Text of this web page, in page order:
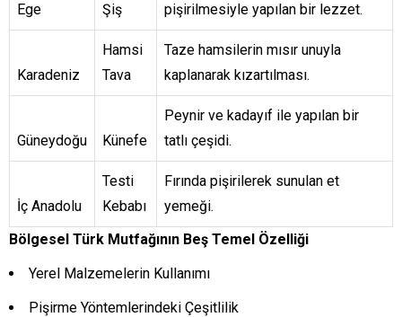
Ege
Şiş
pişirilmesiyle yapılan bir lezzet.
Karadeniz
Hamsi
Tava
Taze hamsilerin mısır unuyla
kaplanarak kızartılması.
Güneydoğu Künefe
Peynir ve kadayıf ile yapılan bir
tatlı çeşidi.
İç Anadolu
Testi
Kebabı
Fırında pişirilerek sunulan et
yemeği.
Bölgesel Türk Mutfağının Beş Temel Özelliği
Yerel Malzemelerin Kullanımı
Pişirme Yöntemlerindeki Çeşitlilik